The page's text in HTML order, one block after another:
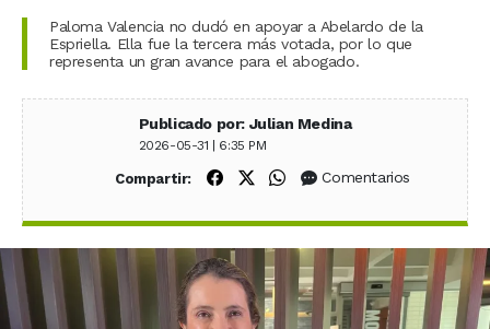
Paloma Valencia no dudó en apoyar a Abelardo de la
Espriella. Ella fue la tercera más votada, por lo que
representa un gran avance para el abogado.
Publicado por: Julian Medina
2026-05-31 | 6:35 PM
Compartir: Compartir en Facebook
Compartir en X (Twitter)
Compartir en WhatsApp
Comentarios